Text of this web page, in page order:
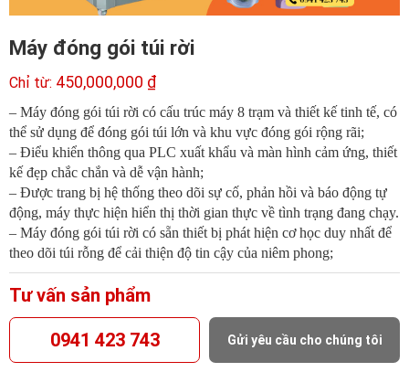
Máy đóng gói túi rời
450,000,000 ₫
– Máy đóng gói túi rời có cấu trúc máy 8 trạm và thiết kế tinh tế, có
thể sử dụng để đóng gói túi lớn và khu vực đóng gói rộng rãi;
– Điểu khiển thông qua PLC xuất khẩu và màn hình cảm ứng, thiết
kế đẹp chắc chắn và dễ vận hành;
– Được trang bị hệ thống theo dõi sự cố, phản hồi và báo động tự
động, máy thực hiện hiển thị thời gian thực về tình trạng đang chạy.
– Máy đóng gói túi rời có sẵn thiết bị phát hiện cơ học duy nhất để
theo dõi túi rỗng để cải thiện độ tin cậy của niêm phong;
Tư vấn sản phẩm
0941 423 743 Gửi yêu cầu cho chúng tôi